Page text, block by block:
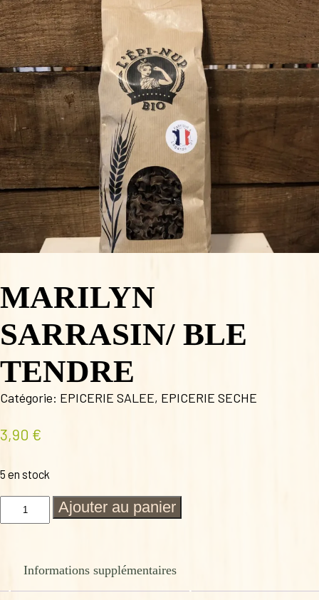
MARILYN
SARRASIN/ BLE
TENDRE
Catégorie: EPICERIE SALEE, EPICERIE SECHE
3,90 €
5 en stock
quantité
TENDRE
Ajouter au panier
Informations supplémentaires